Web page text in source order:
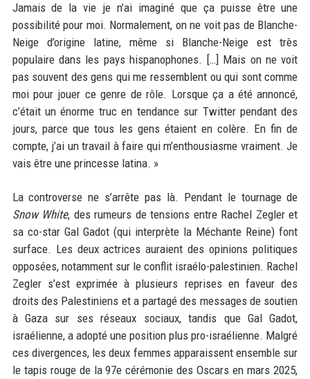
Jamais de la vie je n’ai imaginé que ça puisse être une
possibilité pour moi. Normalement, on ne voit pas de Blanche-
Neige d’origine latine, même si Blanche-Neige est très
populaire dans les pays hispanophones. […] Mais on ne voit
pas souvent des gens qui me ressemblent ou qui sont comme
moi pour jouer ce genre de rôle. Lorsque ça a été annoncé,
c’était un énorme truc en tendance sur Twitter pendant des
jours, parce que tous les gens étaient en colère. En fin de
compte, j’ai un travail à faire qui m’enthousiasme vraiment. Je
vais être une princesse latina. »
La controverse ne s’arrête pas là. Pendant le tournage de
Snow White, des rumeurs de tensions entre Rachel Zegler et
sa co-star Gal Gadot (qui interprète la Méchante Reine) font
surface. Les deux actrices auraient des opinions politiques
opposées, notamment sur le conflit israélo-palestinien. Rachel
Zegler s’est exprimée à plusieurs reprises en faveur des
droits des Palestiniens et a partagé des messages de soutien
à Gaza sur ses réseaux sociaux, tandis que Gal Gadot,
israélienne, a adopté une position plus pro-israélienne. Malgré
ces divergences, les deux femmes apparaissent ensemble sur
le tapis rouge de la 97e cérémonie des Oscars en mars 2025,